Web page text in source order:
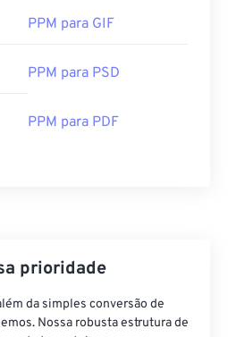
PPM para GIF
PPM para PSD
PPM para PDF
prioridade
da simples conversão de
Nossa robusta estrutura de